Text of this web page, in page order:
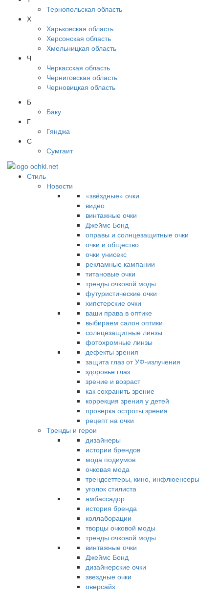
Тернопольская область
Х
Харьковская область
Херсонская область
Хмельницкая область
Ч
Черкасская область
Черниговская область
Черновицкая область
Б
Баку
Г
Гянджа
С
Сумгаит
Стиль
Новости
«звёздные» очки
видео
винтажные очки
Джеймс Бонд
оправы и солнцезащитные очки
очки и общество
очки унисекс
рекламные кампании
титановые очки
тренды очковой моды
футуристические очки
хипстерские очки
ваши права в оптике
выбираем салон оптики
солнцезащитные линзы
фотохромные линзы
дефекты зрения
защита глаз от УФ-излучения
здоровье глаз
зрение и возраст
как сохранить зрение
коррекция зрения у детей
проверка остроты зрения
рецепт на очки
Тренды и герои
дизайнеры
истории брендов
мода подиумов
очковая мода
трендсеттеры, кино, инфлюенсеры
уголок стилиста
амбассадор
история бренда
коллаборации
творцы очковой моды
тренды очковой моды
винтажные очки
Джеймс Бонд
дизайнерские очки
звездные очки
оверсайз